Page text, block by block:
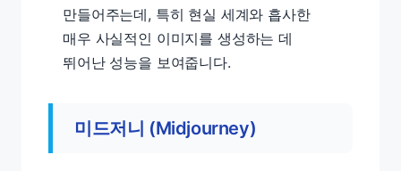
만들어주는데, 특히 현실 세계와 흡사한
매우 사실적인 이미지를 생성하는 데
뛰어난 성능을 보여줍니다.
미드저니 (Midjourney)